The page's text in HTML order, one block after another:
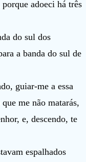
adoeci há três
do sul dos
a banda do sul de
guiar-me a essa
me não matarás,
e, descendo, te
espalhados